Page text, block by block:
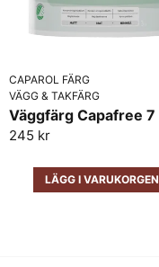
CAPAROL FÄRG
VÄGG & TAKFÄRG
245 kr
LÄGG I VARUKORGEN